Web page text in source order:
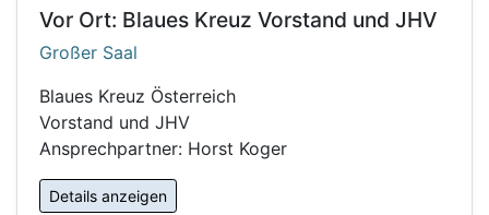
Vor Ort: Blaues Kreuz Vorstand und JHV
Großer Saal
Blaues Kreuz Österreich
Vorstand und JHV
Ansprechpartner: Horst Koger
Details anzeigen